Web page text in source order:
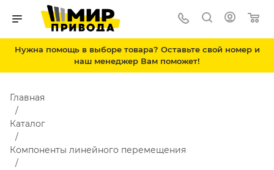
Нужна помощь в выборе товара? Оставьте свой номер и
наш менеджер Вам поможет!
Главная
Каталог
Компоненты линейного перемещения